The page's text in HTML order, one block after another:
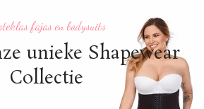
fajas en bodysuits
unieke Shapewear
Collectie